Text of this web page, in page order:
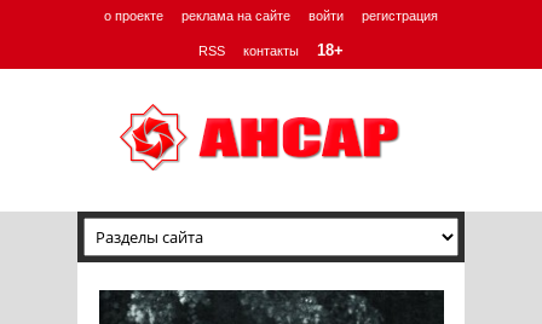
о проекте реклама на сайте войти регистрация
RSS контакты 18+